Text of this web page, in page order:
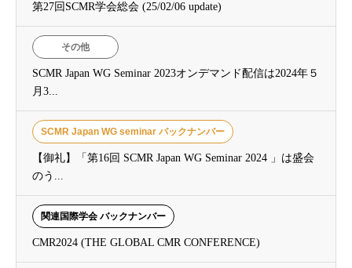
第27回SCMR学会総会 (25/02/06 update)
その他
SCMR Japan WG Seminar 2023オンデマンド配信は2024年５
月3...
SCMR Japan WG seminar バックナンバー
【御礼】「第16回 SCMR Japan WG Seminar 2024 」は盛会
のう...
関連国際学会 バックナンバー
CMR2024 (THE GLOBAL CMR CONFERENCE)